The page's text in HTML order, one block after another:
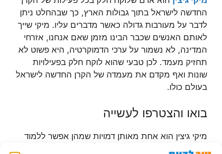
החדשה לישראל בתוך גבולות הארץ, כך שבהחלט ניתן
לדבר על מעורבות גדולה כאשר מדברים עליו. מיקי שייך
לאותם האנשים שכבר הבינו מזמן שאם אנחנו, אזרחי
המדינה, לא נשמור על ערכי הדמוקרטיה, היא פשוט לא
תחזיק מעמד. לכן טבעי שהוא לוקח חלק בפעילויות
שונות ואף מקדם את מעמדה של הקרן החדשה לישראל
בעולם כולו.
בואו והצטרפו לעשייה
מיקי גיצין הוא אחת מאותן דמויות שמהן אפשר ללמוד
על החשיבות של פעילות במדינה, במיוחד אם מדובר על